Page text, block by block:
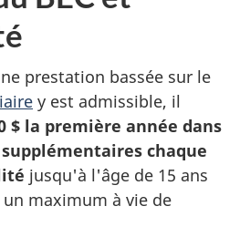
prestation bassée sur le
y est admissible, il
$ la première année dans
supplémentaires chaque
jusqu'à l'âge de 15 ans
maximum à vie de